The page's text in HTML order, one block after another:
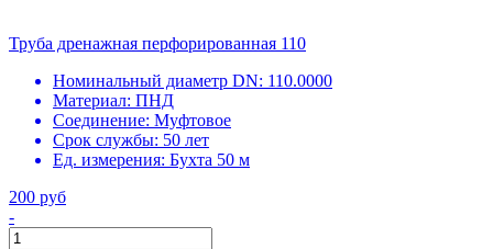
Труба дренажная перфорированная 110
Номинальный диаметр DN: 110.0000
Материал: ПНД
Соединение: Муфтовое
Срок службы: 50 лет
Ед. измерения: Бухта 50 м
200 руб
-